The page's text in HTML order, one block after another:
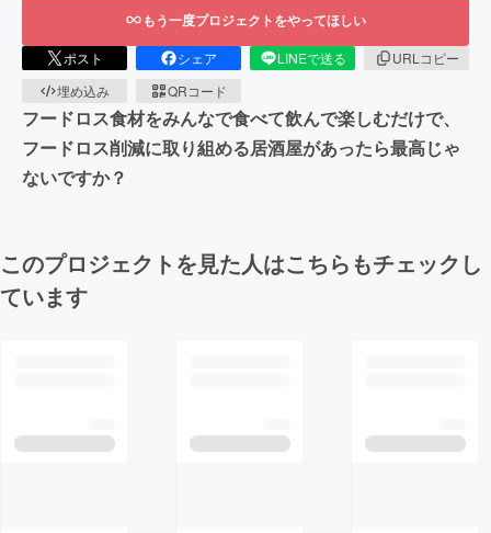
もう一度プロジェクトをやってほしい
ポスト シェア LINEで送る
URLコピー
埋め込み
QRコード
フードロス食材をみんなで食べて飲んで楽しむだけで、
フードロス削減に取り組める居酒屋があったら最高じゃ
ないですか？
このプロジェクトを見た人はこちらもチェックし
ています